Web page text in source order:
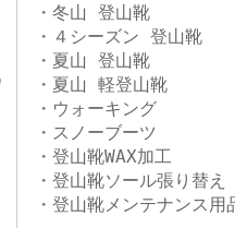
・冬山 登山靴
・４シーズン 登山靴
・夏山 登山靴
・夏山 軽登山靴
・ウォーキング
・スノーブーツ
・登山靴WAX加工
・登山靴ソール張り替え
・登山靴メンテナンス用